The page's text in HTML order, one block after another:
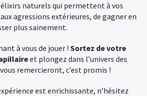
élixirs naturels qui permettent à vos
agressions extérieures, de gagner en
plus sainement.
à vous de jouer ! Sortez de votre
et plongez dans l’univers des
remercieront, c’est promis !
est enrichissante, n’hésitez